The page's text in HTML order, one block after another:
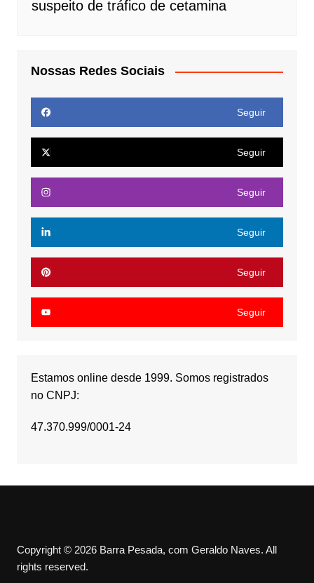
suspeito de tráfico de cetamina
Nossas Redes Sociais
Seguir
Seguir
Seguir
Seguir
Seguir
Seguir
Estamos online desde 1999. Somos registrados
no CNPJ:
47.370.999/0001-24
Copyright © 2026 Barra Pesada, com Geraldo Naves. All
rights reserved.